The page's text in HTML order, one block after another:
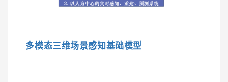
多模态三维场景感知基础模型